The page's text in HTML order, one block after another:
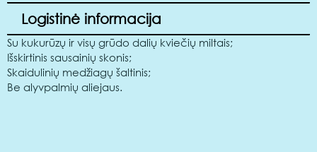
Logistinė informacija
Su kukurūzų ir visų grūdo dalių kviečių miltais;
Išskirtinis sausainių skonis;
Skaidulinių medžiagų šaltinis;
Be alyvpalmių aliejaus.